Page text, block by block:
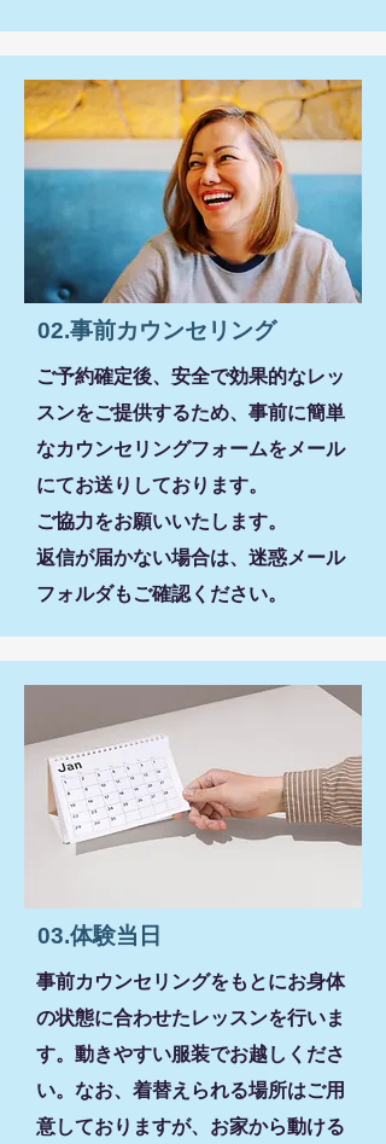
02.事前カウンセリング
ご予約確定後、安全で効果的なレッ
スンをご提供するため、事前に簡単
なカウンセリングフォームをメール
にてお送りしております。
ご協力をお願いいたします。
返信が届かない場合は、迷惑メール
フォルダもご確認ください。
03.体験当日
事前カウンセリングをもとにお身体
の状態に合わせたレッスンを行いま
す。動きやすい服装でお越しくださ
い。なお、着替えられる場所はご用
意しておりますが、お家から動ける